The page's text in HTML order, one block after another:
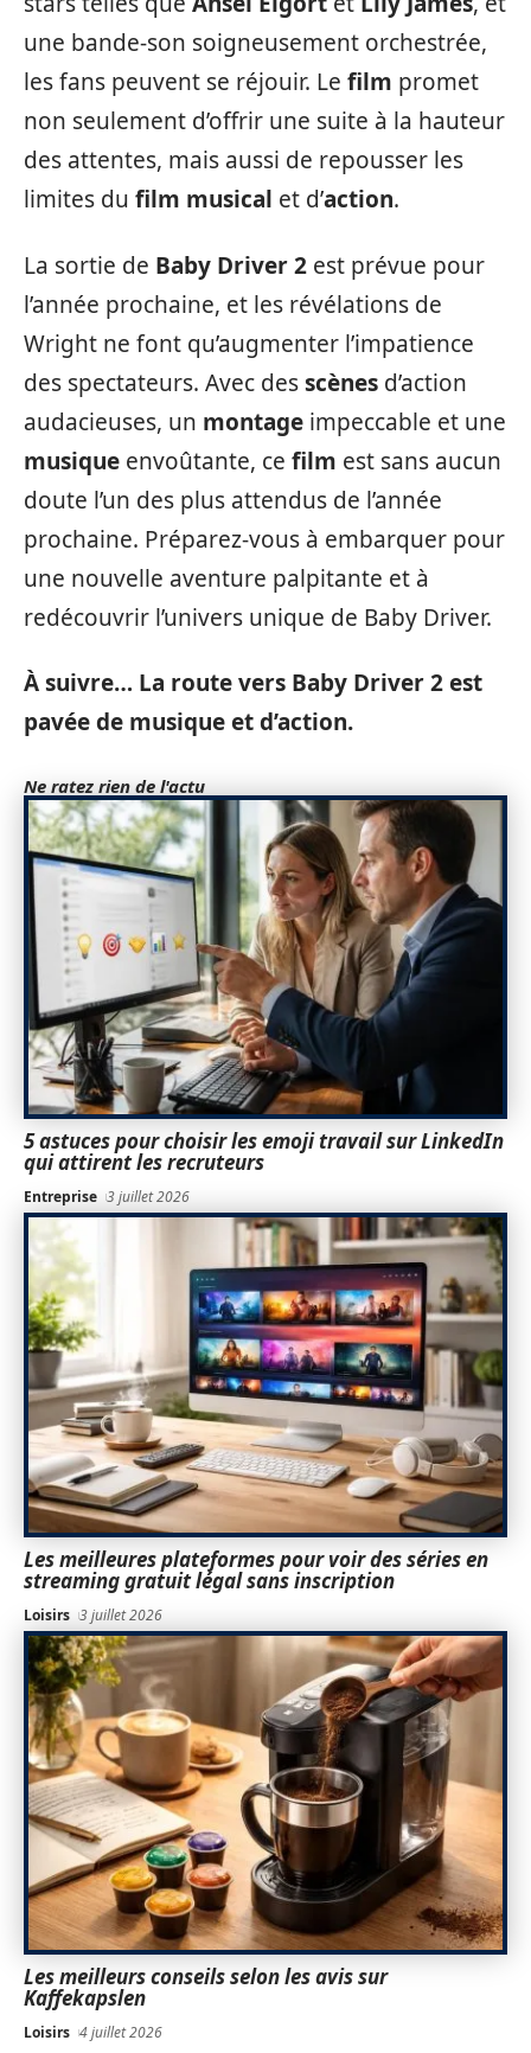
une bande-son soigneusement orchestrée,
les fans peuvent se réjouir. Le film promet
non seulement d’offrir une suite à la hauteur
des attentes, mais aussi de repousser les
limites du film musical et d’action.
La sortie de Baby Driver 2 est prévue pour
l’année prochaine, et les révélations de
Wright ne font qu’augmenter l’impatience
des spectateurs. Avec desscènes d’action
audacieuses, un montage impeccable et une
musique envoûtante, ce film est sans aucun
doute l’un des plus attendus de l’année
prochaine. Préparez-vous à embarquer pour
une nouvelle aventure palpitante et à
redécouvrir l’univers unique de Baby Driver.
À suivre… La route vers Baby Driver 2 est
pavée de musique et d’action.
Ne ratez rien de l'actu
5 astuces pour choisir les emoji travail sur LinkedIn
qui attirent les recruteurs
Entreprise 3 juillet 2026
Les meilleures plateformes pour voir des séries en
streaming gratuit légal sans inscription
Loisirs 3 juillet 2026
Les meilleurs conseils selon les avis sur
Kaffekapslen
Loisirs 4 juillet 2026